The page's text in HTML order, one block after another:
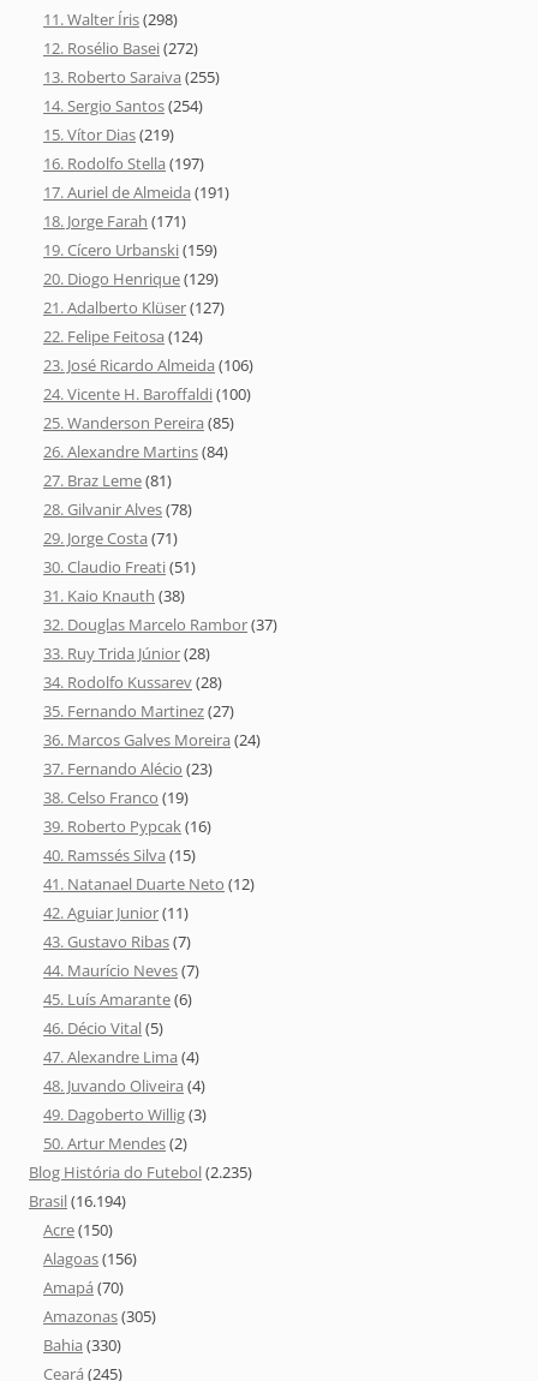
11. Walter Íris(298)
12. Rosélio Basei(272)
13. Roberto Saraiva (255)
14. Sergio Santos(254)
15. Vítor Dias(219)
16. Rodolfo Stella (197)
17. Auriel de Almeida (191)
18. Jorge Farah (171)
19. Cícero Urbanski(159)
20. Diogo Henrique(129)
21. Adalberto Klüser(127)
22. Felipe Feitosa (124)
23. José Ricardo Almeida (106)
24. Vicente H. Baroffaldi(100)
25. Wanderson Pereira (85)
26. Alexandre Martins(84)
27. Braz Leme(81)
28. Gilvanir Alves(78)
29. Jorge Costa (71)
30. Claudio Freati(51)
31. Kaio Knauth (38)
32. Douglas Marcelo Rambor(37)
33. Ruy Trida Júnior(28)
34. Rodolfo Kussarev(28)
35. Fernando Martinez(27)
36. Marcos Galves Moreira (24)
37. Fernando Alécio (23)
38. Celso Franco (19)
39. Roberto Pypcak(16)
40. Ramssés Silva (15)
41. Natanael Duarte Neto (12)
42. Aguiar Junior(11)
43. Gustavo Ribas(7)
44. Maurício Neves(7)
45. Luís Amarante(6)
46. Décio Vital(5)
47. Alexandre Lima (4)
48. Juvando Oliveira (4)
49. Dagoberto Willig(3)
50. Artur Mendes(2)
Blog História do Futebol(2.235)
Brasil(16.194)
Acre(150)
Alagoas(156)
Amapá (70)
Amazonas(305)
Bahia (330)
Ceará (245)